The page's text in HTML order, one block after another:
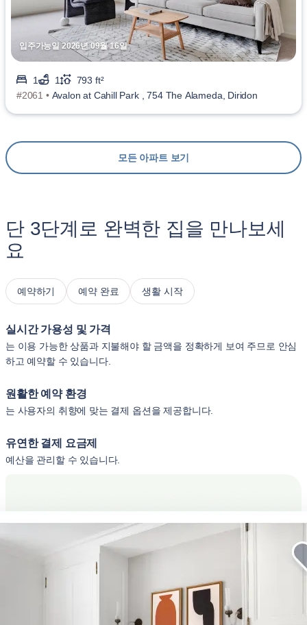
입주가능일 2026년 09월 16일
1 1
793 ft²
#2061 • Avalon at Cahill Park , 754 The Alameda, Diridon
모든 아파트 보기
단 3단계로 완벽한 집을 만나보세
요
예약하기 예약 완료 생활 시작
실시간 가용성 및 가격
는 이용 가능한 상품과 지불해야 할 금액을 정확하게 보여 주므로 안심
하고 예약할 수 있습니다.
원활한 예약 환경
는 사용자의 취향에 맞는 결제 옵션을 제공합니다.
유연한 결제 요금제
예산을 관리할 수 있습니다.